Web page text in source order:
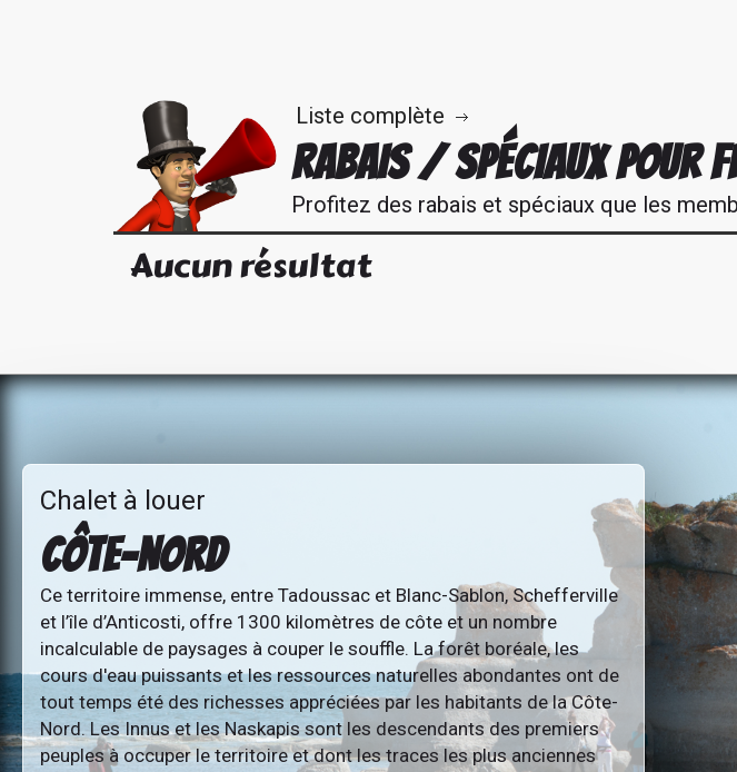
Liste complète
RABAIS / SPÉCIAUX POUR
Profitez des rabais et spéciaux que les
Aucun résultat
Chalet à louer
CÔTE-NORD
Ce territoire immense, entre Tadoussac et Blanc-Sablon, Schefferville
et l’île d’Anticosti, offre 1300 kilomètres de côte et un nombre
incalculable de paysages à couper le souffle. La forêt boréale, les
cours d'eau puissants et les ressources naturelles abondantes ont de
tout temps été des richesses appréciées par les habitants de la Côte-
Nord. Les Innus et les Naskapis sont les descendants des premiers
peuples à occuper le territoire et dont les traces les plus anciennes